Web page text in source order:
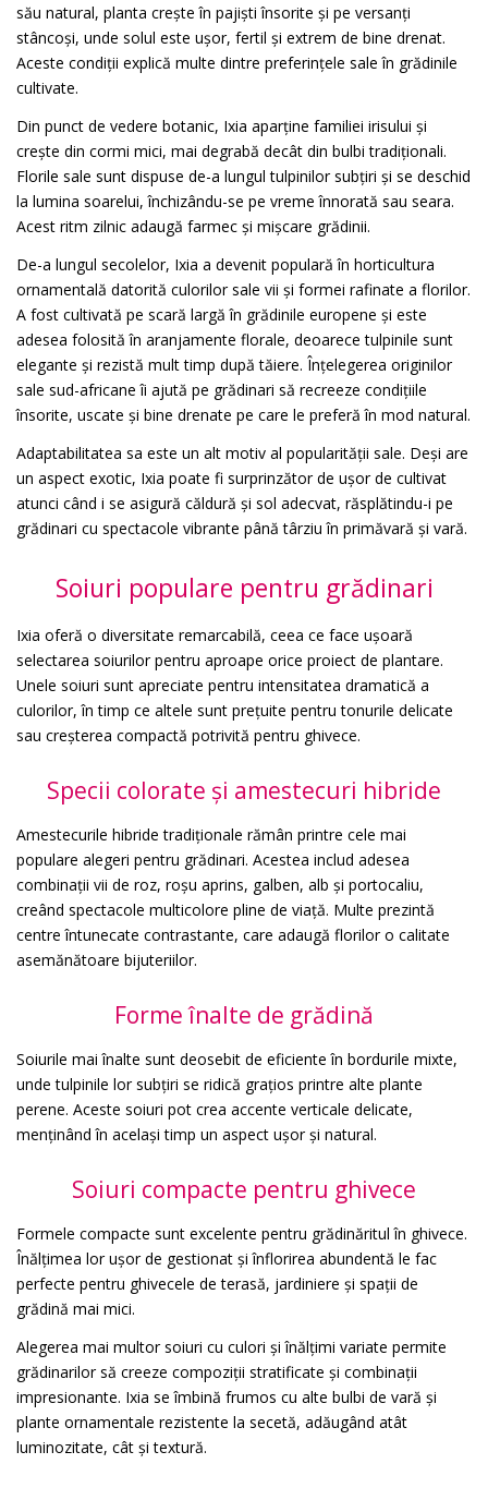
său natural, planta crește în pajiști însorite și pe versanți
stâncoși, unde solul este ușor, fertil și extrem de bine drenat.
Aceste condiții explică multe dintre preferințele sale în grădinile
cultivate.
Din punct de vedere botanic, Ixia aparține familiei irisului și
crește din cormi mici, mai degrabă decât din bulbi tradiționali.
Florile sale sunt dispuse de-a lungul tulpinilor subțiri și se deschid
la lumina soarelui, închizându-se pe vreme înnorată sau seara.
Acest ritm zilnic adaugă farmec și mișcare grădinii.
De-a lungul secolelor, Ixia a devenit populară în horticultura
ornamentală datorită culorilor sale vii și formei rafinate a florilor.
A fost cultivată pe scară largă în grădinile europene și este
adesea folosită în aranjamente florale, deoarece tulpinile sunt
elegante și rezistă mult timp după tăiere. Înțelegerea originilor
sale sud-africane îi ajută pe grădinari să recreeze condițiile
însorite, uscate și bine drenate pe care le preferă în mod natural.
Adaptabilitatea sa este un alt motiv al popularității sale. Deși are
un aspect exotic, Ixia poate fi surprinzător de ușor de cultivat
atunci când i se asigură căldură și sol adecvat, răsplătindu-i pe
grădinari cu spectacole vibrante până târziu în primăvară și vară.
Soiuri populare pentru grădinari
Ixia oferă o diversitate remarcabilă, ceea ce face ușoară
selectarea soiurilor pentru aproape orice proiect de plantare.
Unele soiuri sunt apreciate pentru intensitatea dramatică a
culorilor, în timp ce altele sunt prețuite pentru tonurile delicate
sau creșterea compactă potrivită pentru ghivece.
Specii colorate și amestecuri hibride
Amestecurile hibride tradiționale rămân printre cele mai
populare alegeri pentru grădinari. Acestea includ adesea
combinații vii de roz, roșu aprins, galben, alb și portocaliu,
creând spectacole multicolore pline de viață. Multe prezintă
centre întunecate contrastante, care adaugă florilor o calitate
asemănătoare bijuteriilor.
Forme înalte de grădină
Soiurile mai înalte sunt deosebit de eficiente în bordurile mixte,
unde tulpinile lor subțiri se ridică grațios printre alte plante
perene. Aceste soiuri pot crea accente verticale delicate,
menținând în același timp un aspect ușor și natural.
Soiuri compacte pentru ghivece
Formele compacte sunt excelente pentru grădinăritul în ghivece.
Înălțimea lor ușor de gestionat și înflorirea abundentă le fac
perfecte pentru ghivecele de terasă, jardiniere și spații de
grădină mai mici.
Alegerea mai multor soiuri cu culori și înălțimi variate permite
grădinarilor să creeze compoziții stratificate și combinații
impresionante. Ixia se îmbină frumos cu alte bulbi de vară și
plante ornamentale rezistente la secetă, adăugând atât
luminozitate, cât și textură.